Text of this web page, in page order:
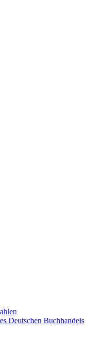
Deutschen Buchhandels